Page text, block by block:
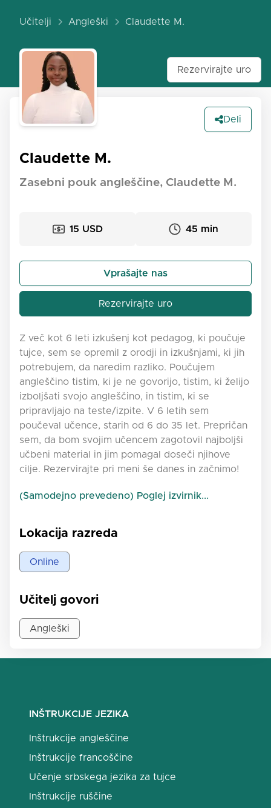
Učitelji Angleški Claudette M.
Rezervirajte uro
Deli
Claudette M.
Zasebni pouk angleščine, Claudette M.
15 USD 45 min
Vprašajte nas
Rezervirajte uro
Z več kot 6 leti izkušenj kot pedagog, ki poučuje
tujce, sem se opremil z orodji in izkušnjami, ki jih
potrebujem, da naredim razliko. Poučujem
angleščino tistim, ki je ne govorijo, tistim, ki želijo
izboljšati svojo angleščino, in tistim, ki se
pripravljajo na teste/izpite. V 6 letih sem
poučeval učence, starih od 6 do 35 let. Prepričan
sem, da bom svojim učencem zagotovil najboljši
učbeni material in jim pomagal doseči njihove
cilje. Rezervirajte pri meni še danes in začnimo!
(Samodejno prevedeno) Poglej izvirnik...
Lokacija razreda
Online
Učitelj govori
Angleški
INŠTRUKCIJE JEZIKA
Inštrukcije angleščine
Inštrukcije francoščine
Učenje srbskega jezika za tujce
Inštrukcije ruščine